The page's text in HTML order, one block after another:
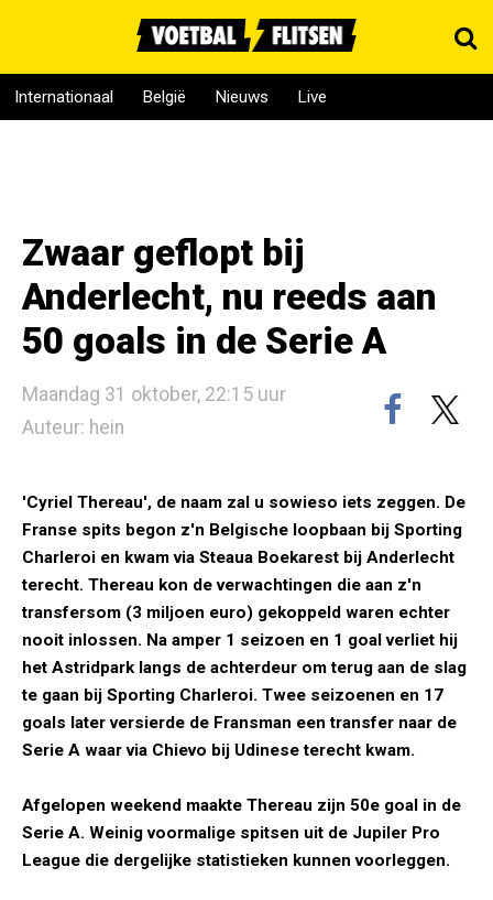
Internationaal België Nieuws Live
Zwaar geflopt bij
Anderlecht, nu reeds aan
50 goals in de Serie A
Maandag 31 oktober, 22:15 uur
Auteur: hein
'Cyriel Thereau', de naam zal u sowieso iets zeggen. De
Franse spits begon z'n Belgische loopbaan bij Sporting
Charleroi en kwam via Steaua Boekarest bij Anderlecht
terecht. Thereau kon de verwachtingen die aan z'n
transfersom (3 miljoen euro) gekoppeld waren echter
nooit inlossen. Na amper 1 seizoen en 1 goal verliet hij
het Astridpark langs de achterdeur om terug aan de slag
te gaan bij Sporting Charleroi. Twee seizoenen en 17
goals later versierde de Fransman een transfer naar de
Serie A waar via Chievo bij Udinese terecht kwam.
Afgelopen weekend maakte Thereau zijn 50e goal in de
Serie A. Weinig voormalige spitsen uit de Jupiler Pro
League die dergelijke statistieken kunnen voorleggen.